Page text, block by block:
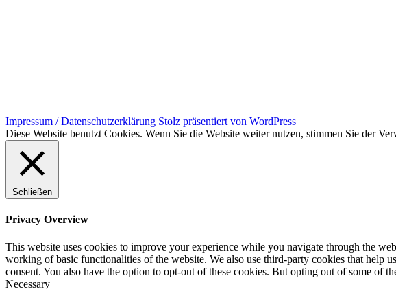
Impressum / Datenschutzerklärung Stolz präsentiert von WordPress
Diese Website benutzt Cookies. Wenn Sie die Website weiter nutzen, stimmen Sie der
Schließen
Privacy Overview
This website uses cookies to improve your experience while you navigate through the
working of basic functionalities of the website. We also use third-party cookies that help
consent. You also have the option to opt-out of these cookies. But opting out of some of
Necessary